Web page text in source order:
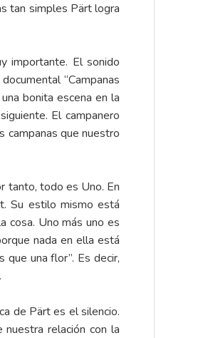
tan simples Pärt logra
importante. El sonido
“Campanas
bonita escena en la
El campanero
campanas que nuestro
tanto, todo es Uno. En
Su estilo mismo está
cosa. Uno más uno es
nada en ella está
una flor”. Es decir,
de Pärt es el silencio.
relación con la